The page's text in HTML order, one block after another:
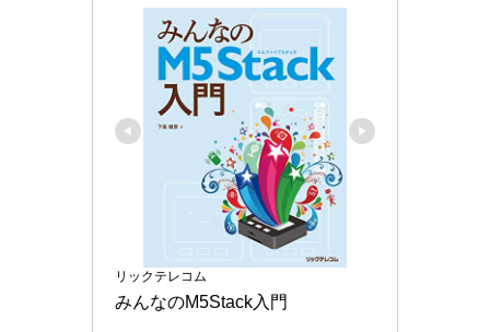
リックテレコム
みんなのM5Stack入門